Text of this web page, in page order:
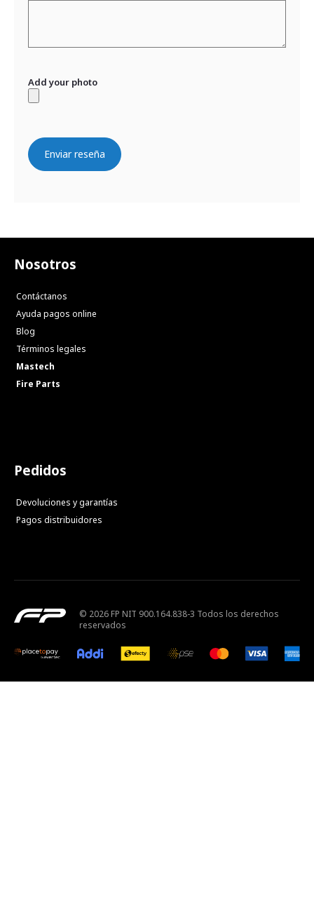
Add your photo
Enviar reseña
Nosotros
Contáctanos
Ayuda pagos online
Blog
Términos legales
Mastech
Fire Parts
Pedidos
Devoluciones y garantías
Pagos distribuidores
© 2026 FP NIT 900.164.838-3 Todos los derechos
reservados